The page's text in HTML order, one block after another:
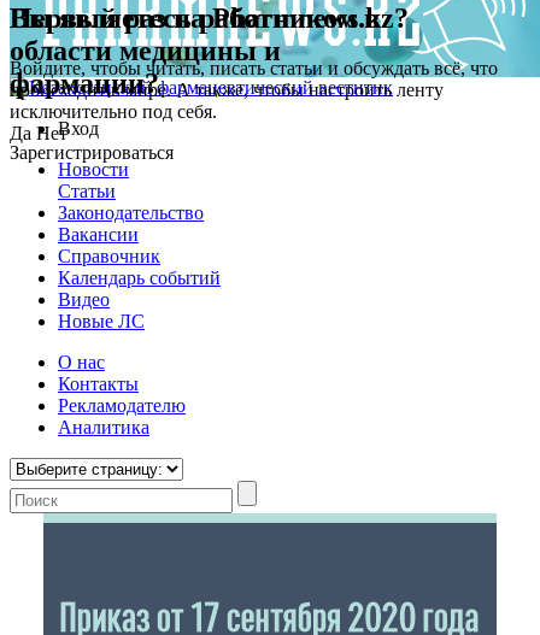
Первый раз на Pharmnews.kz?
Войдите, чтобы читать, писать статьи и обсуждать всё, что
происходит в мире. А также, чтобы настроить ленту
исключительно под себя.
Зарегистрироваться
Вы являетесь работником в
области медицины и
фармации?
Да НетВход
Новости
Статьи
Законодательство
Вакансии
Справочник
Календарь событий
Видео
Новые ЛС
О нас
Контакты
Рекламодателю
Аналитика